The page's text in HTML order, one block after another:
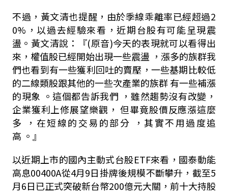
不過，黃文清也提醒，由於季線乖離率已經超過2
0% ，以過去經驗來看，近期台股有可能呈現震
盪。黃文清說：『(原音)今天的表現就可以看得出
來，權值股已經開始出現一些震盪 ，漲多的族群我
們也看到有一些獲利回吐的賣壓，一些基期比較低
的二線類股跟其他的一些次產業的族群有一些補漲
的現象 。這個都告訴我們 ，雖然趨勢沒有改變，
企業獲利上修展望樂觀， 但畢竟股價反應漲這麼
多
，在短線的交易的部分
，其實不用過度追
高 。』
以近期上市的國內主動式台股ETF來看，國泰動能
高息00400A從4月9日掛牌後規模不斷攀升，截至5
月6日已正式突破新台幣200億元大關，前十大持股